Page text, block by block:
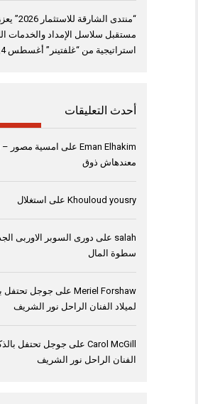
“منتدى
مستقبل سلاسل الإمداد والخدمات
استراتيجية من “غلفتينر” أغسطس 4, 2026
أحدث التعليقات
Eman Elhakim على امسية مصور
معندهاش ذوق
Khouloud yousry على استغلال
salah على دورى السوبر الاوربى
سطوة المال
Meriel Forshaw على
لميلاد الفنان الراحل نور الشريف
Carol McGill على
الفنان الراحل نور الشريف